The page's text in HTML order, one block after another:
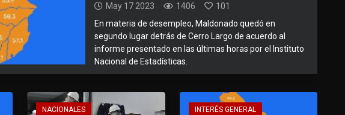
May 17 2023 1406
101
En materia de desempleo, Maldonado quedó en
segundo lugar detrás de Cerro Largo de acuerdo al
informe presentado en las últimas horas por el Instituto
Nacional de Estadísticas.
NACIONALES INTERÉS GENERAL